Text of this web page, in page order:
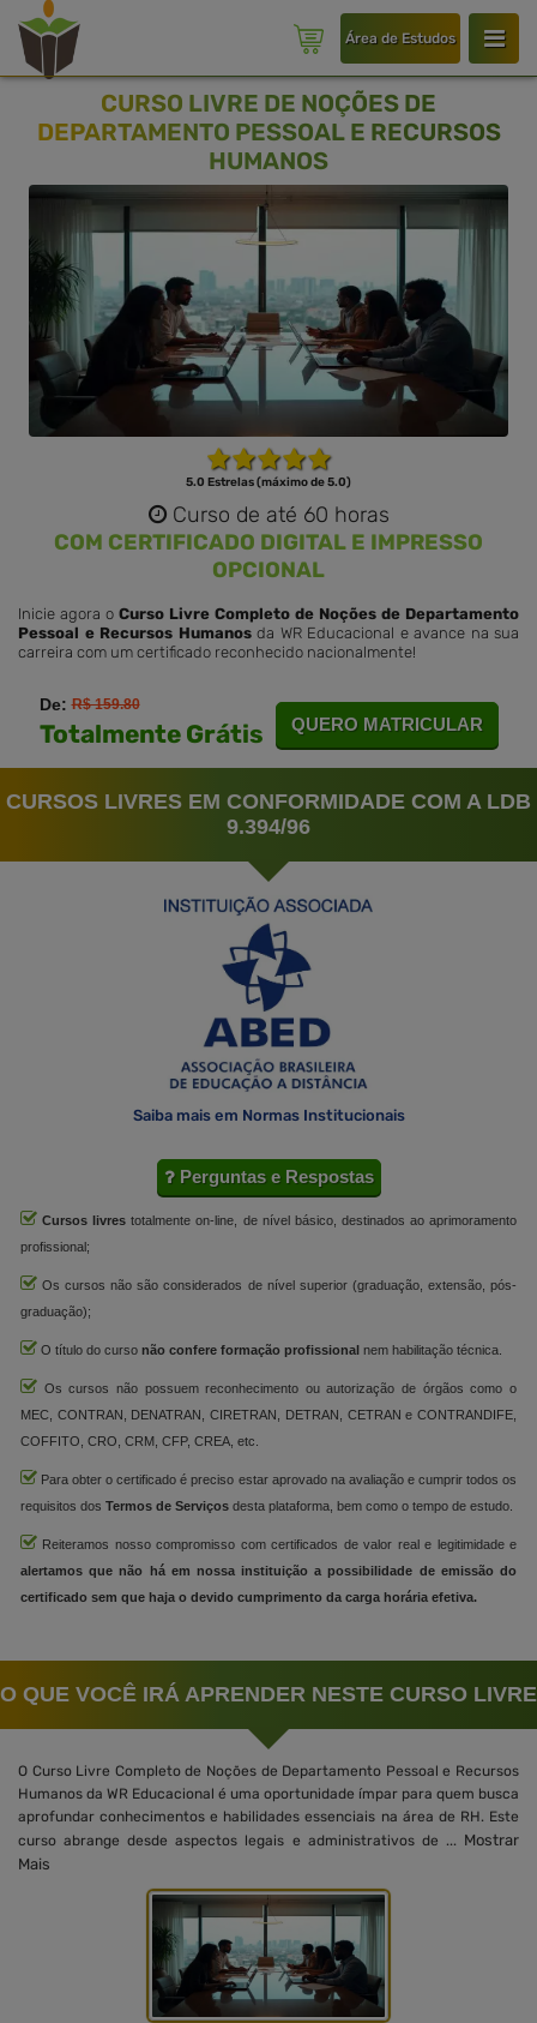
Área de Estudos
CURSO LIVRE DE NOÇÕES DE
DEPARTAMENTO PESSOAL E RECURSOS
HUMANOS
5.0 Estrelas (máximo de 5.0)
Curso de até 60 horas
COM CERTIFICADO DIGITAL E IMPRESSO
OPCIONAL
Inicie agora o Curso Livre Completo de Noções de Departamento
Pessoal e Recursos Humanosda WR Educacional e avance na sua
carreira com um certificado reconhecido nacionalmente!
De:R$ 159.80
Totalmente Grátis QUERO MATRICULAR
CURSOS LIVRES EM CONFORMIDADE COM A LDB
9.394/96
Saiba mais em Normas Institucionais
Perguntas e Respostas
Cursos livres totalmente on-line, de nível básico, destinados ao aprimoramento
profissional;
Os cursos não são considerados de nível superior (graduação, extensão, pós-
graduação);
O título do curso não confere formação profissional nem habilitação técnica.
Os cursos não possuem reconhecimento ou autorização de órgãos como o
MEC, CONTRAN, DENATRAN, CIRETRAN, DETRAN, CETRAN e CONTRANDIFE,
COFFITO, CRO, CRM, CFP, CREA, etc.
Para obter o certificado é preciso estar aprovado na avaliação e cumprir todos os
requisitos dos Termos de Serviços desta plataforma, bem como o tempo de estudo.
Reiteramos nosso compromisso com certificados de valor real e legitimidade e
alertamos que não há em nossa instituição a possibilidade de emissão do
certificado sem que haja o devido cumprimento da carga horária efetiva.
O QUE VOCÊ IRÁ APRENDER NESTE CURSO LIVRE
O Curso Livre Completo de Noções de Departamento Pessoal e Recursos
Humanos da WR Educacional é uma oportunidade ímpar para quem busca
aprofundar conhecimentos e habilidades essenciais na área de RH. Este
curso abrange desde aspectos legais e administrativos de ... Mostrar
Mais